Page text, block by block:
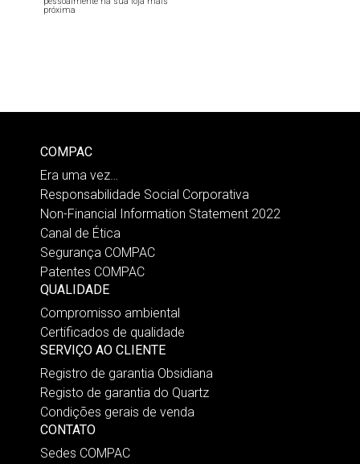
próxima
COMPAC
Era uma vez…
Responsabilidade Social Corporativa
Non-Financial Information Statement 2022
Canal de Ética
Segurança COMPAC
Patentes COMPAC
QUALIDADE
Compromisso ambiental
Certificados de qualidade
SERVIÇO AO CLIENTE
Registro de garantia Obsidiana
Registo de garantia do Quartz
Condições gerais de venda
CONTATO
Sedes COMPAC